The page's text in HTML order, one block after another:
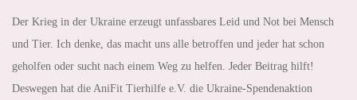
Der Krieg in der Ukraine erzeugt unfassbares Leid und Not bei Mensch
und Tier. Ich denke, das macht uns alle betroffen und jeder hat schon
geholfen oder sucht nach einem Weg zu helfen. Jeder Beitrag hilft!
Deswegen hat die AniFit Tierhilfe e.V. die Ukraine-Spendenaktion